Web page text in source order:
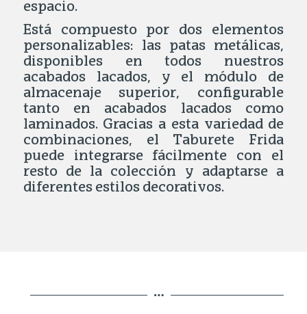
espacio.
Está compuesto por dos elementos
personalizables: las patas metálicas,
disponibles en todos nuestros
acabados lacados, y el módulo de
almacenaje superior, configurable
tanto en acabados lacados como
laminados. Gracias a esta variedad de
combinaciones, el Taburete Frida
puede integrarse fácilmente con el
resto de la colección y adaptarse a
diferentes estilos decorativos.